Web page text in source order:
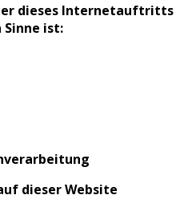
dieses Internetauftritts
ist:
dieser Website